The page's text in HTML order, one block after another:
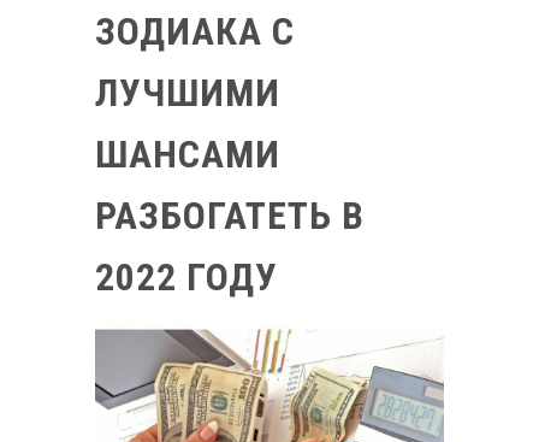
ЗОДИАКА С
ЛУЧШИМИ
ШАНСАМИ
РАЗБОГАТЕТЬ В
2022 ГОДУ